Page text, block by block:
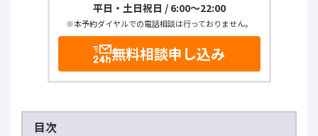
平日・土日祝日 / 6:00～22:00
※本予約ダイヤルでの電話相談は行っておりません。
無料相談申し込み
目次